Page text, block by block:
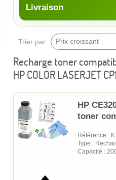
Livraison
Trier par
Recharge toner
HP COLOR LASERJET
HP
toner
Référence :
Type :
Capacité :